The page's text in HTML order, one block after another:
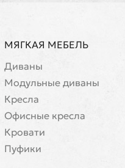
МЯГКАЯ МЕБЕЛЬ
Диваны
Модульные диваны
Кресла
Офисные кресла
Кровати
Пуфики